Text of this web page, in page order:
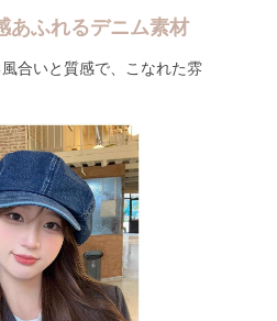
あふれるデニム素材
合いと質感で、こなれた雰